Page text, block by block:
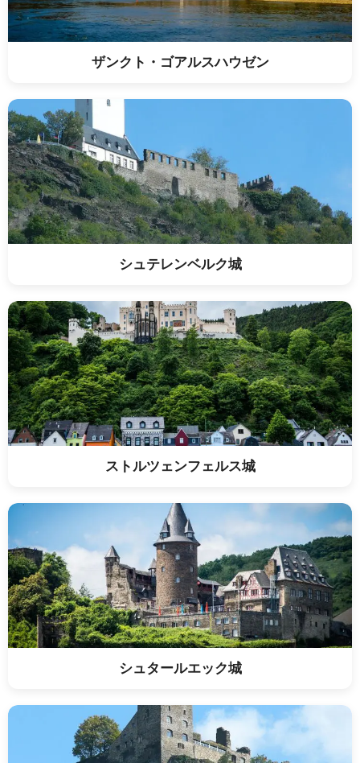
ザンクト・ゴアルスハウゼン
シュテレンベルク城
ストルツェンフェルス城
シュタールエック城